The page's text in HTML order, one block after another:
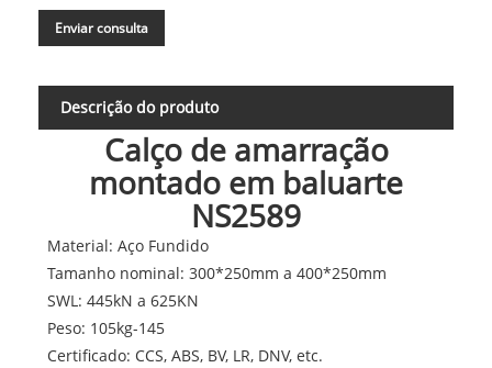
Enviar consulta
Descrição do produto
Calço de amarração
montado em baluarte
NS2589
Material: Aço Fundido
Tamanho nominal: 300*250mm a 400*250mm
SWL: 445kN a 625KN
Peso: 105kg-145
Certificado: CCS, ABS, BV, LR, DNV, etc.